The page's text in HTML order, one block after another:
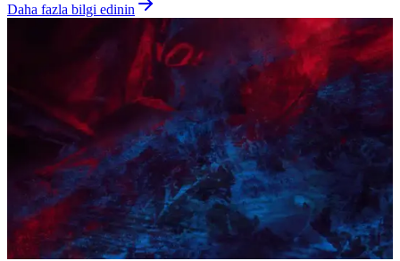
Daha fazla bilgi edinin